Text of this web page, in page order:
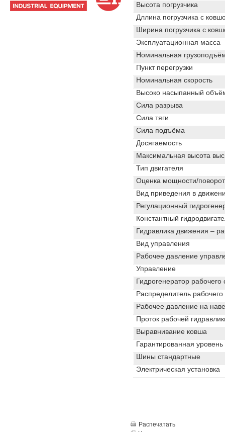
Высота погрузчика
Дллина погрузчика с
Ширина погрузчика с
Эксплуатационная масса
Номинальная
Пункт перегрузки
Номинальная скорость
Высоко насыпанный
Сила разрыва
Сила тяги
Сила подъёма
Досягаемость
Максимальная высота
Тип двигателя
Оценка мощности/
Вид приведения в
Регулационный
Константный
Гидравлика движения –
Вид управления
Рабочее давление
Управление
Гидрогенератор рабочего
Распределитель
Рабочее давление на
Проток рабочей
Выравнивание ковша
Гарантированная
Шины стандартные
Электрическая установка
Распечатать